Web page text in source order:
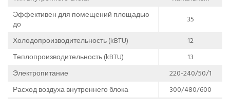
Эффективен для помещений площадью
до
35
Холодопроизводительность (kBTU)
12
Теплопроизводительность (kBTU)
13
Электропитание
220-240/50/1
Расход воздуха внутреннего блока
300/480/600